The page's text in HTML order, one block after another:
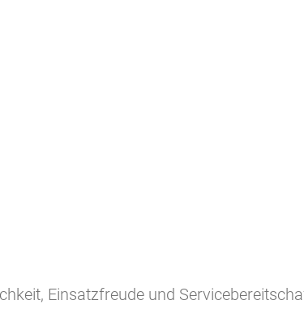
Einsatzfreude und